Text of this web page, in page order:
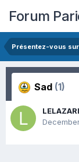
Forum
Présentez-vous
Sad (1)